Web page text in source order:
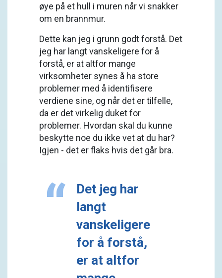
øye på et hull i muren når vi snakker
om en brannmur.
Dette kan jeg i grunn godt forstå. Det
jeg har langt vanskeligere for å
forstå, er at altfor mange
virksomheter synes å ha store
problemer med å identifisere
verdiene sine, og når det er tilfelle,
da er det virkelig duket for
problemer. Hvordan skal du kunne
beskytte noe du ikke vet at du har?
Igjen - det er flaks hvis det går bra.
Det jeg har
langt
vanskeligere
for å forstå,
er at altfor